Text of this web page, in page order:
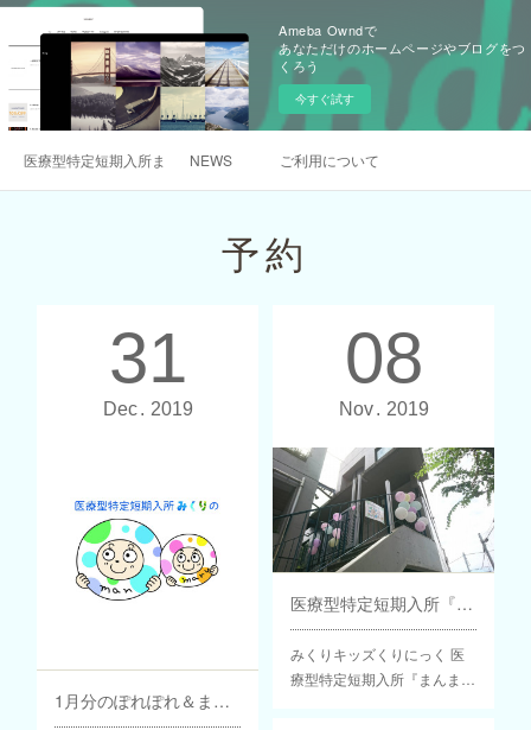
Ameba Owndで
あなただけのホームページやブログをつ
くろう
今すぐ試す
医療型特定短期入所まんまるについて
NEWS ご利用について
予約
31
Dec 2019
1月分のぽれぽれ＆まんまる予約について
08
Nov 2019
医療型特定短期入所『まんまる』12月分ご利用枠の予約申し込み受付を開始しております
みくりキッズくりにっく 医
療型特定短期入所『まんま…